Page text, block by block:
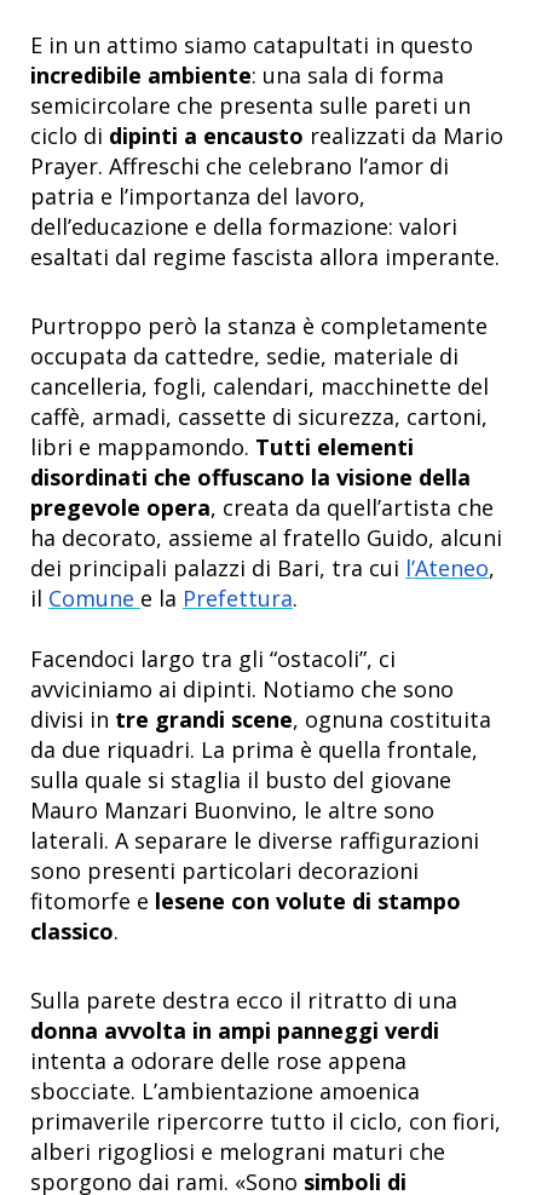
E in un attimo siamo catapultati in questo
incredibile ambiente: una sala di forma
semicircolare che presenta sulle pareti un
ciclo di dipinti a encausto realizzati da Mario
Prayer. Affreschi che celebrano l’amor di
patria e l’importanza del lavoro,
dell’educazione e della formazione: valori
esaltati dal regime fascista allora imperante.
Purtroppo però la stanza è completamente
occupata da cattedre, sedie, materiale di
cancelleria, fogli, calendari, macchinette del
caffè, armadi, cassette di sicurezza, cartoni,
libri e mappamondo. Tutti elementi
disordinati che offuscano la visione della
pregevole opera, creata da quell’artista che
ha decorato, assieme al fratello Guido, alcuni
dei principali palazzi di Bari, tra cui l’Ateneo,
il Comune e la Prefettura.
Facendoci largo tra gli “ostacoli”, ci
avviciniamo ai dipinti. Notiamo che sono
divisi in tre grandi scene, ognuna costituita
da due riquadri. La prima è quella frontale,
sulla quale si staglia il busto del giovane
Mauro Manzari Buonvino, le altre sono
laterali. A separare le diverse raffigurazioni
sono presenti particolari decorazioni
fitomorfe e lesene con volute di stampo
classico.
Sulla parete destra ecco il ritratto di una
donna avvolta in ampi panneggi verdi
intenta a odorare delle rose appena
sbocciate. L’ambientazione amoenica
primaverile ripercorre tutto il ciclo, con fiori,
alberi rigogliosi e melograni maturi che
sporgono dai rami. «Sono simboli di